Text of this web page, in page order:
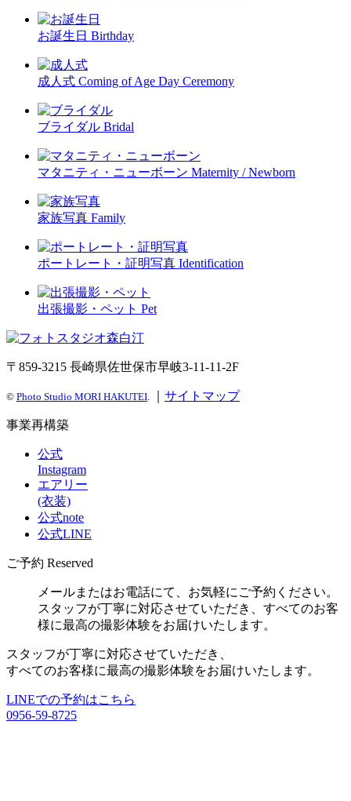
お誕生日 Birthday
成人式 Coming of Age Day Ceremony
ブライダル Bridal
マタニティ・ニューボーン Maternity / Newborn
家族写真 Family
ポートレート・証明写真 Identification
出張撮影・ペット Pet
〒859-3215 長崎県佐世保市早岐3-11-11-2F
© Photo Studio MORI HAKUTEI. サイトマップ
事業再構築
公式
Instagram
エアリー
(衣装)
公式note
公式LINE
ご予約 Reserved
メールまたはお電話にて、お気軽にご予約ください。
スタッフが丁寧に対応させていただき、すべてのお客
様に最高の撮影体験をお届けいたします。
スタッフが丁寧に対応させていただき、
すべてのお客様に最高の撮影体験をお届けいたします。
LINEでの予約はこちら
0956-59-8725